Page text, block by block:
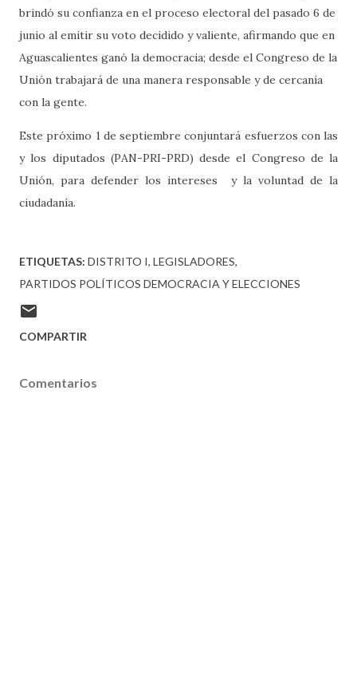
brindó su confianza en el proceso electoral del pasado 6 de
junio al emitir su voto decidido y valiente, afirmando que en
Aguascalientes ganó la democracia; desde el Congreso de la
Unión trabajará de una manera responsable y de cercanía
con la gente.
Este próximo 1 de septiembre conjuntará esfuerzos con las
y los diputados (PAN-PRI-PRD) desde el Congreso de la
Unión, para defender los intereses y la voluntad de la
ciudadanía.
ETIQUETAS: DISTRITO I LEGISLADORES
PARTIDOS POLÍTICOS DEMOCRACIA Y ELECCIONES
COMPARTIR
Comentarios